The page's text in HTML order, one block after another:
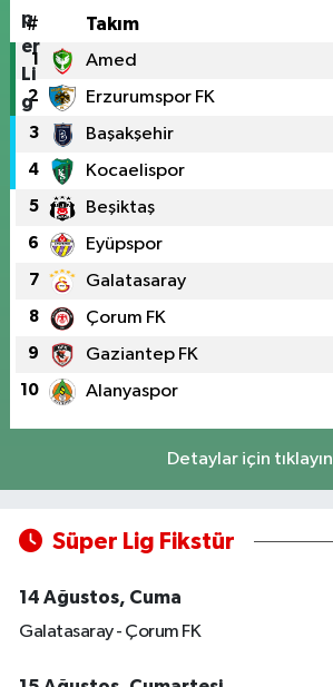
# Takım
1 Amed
2 Erzurumspor FK
3 Başakşehir
4 Kocaelispor
5 Beşiktaş
6 Eyüpspor
7 Galatasaray
8 Çorum FK
9 Gaziantep FK
10 Alanyaspor
Detaylar için tıklayın
Süper Lig Fikstür
14 Ağustos, Cuma
Galatasaray - Çorum FK